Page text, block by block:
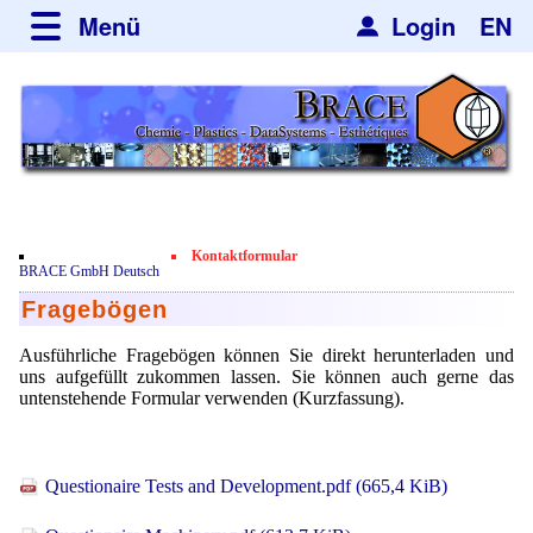
Login EN
Menü
über BRACE
Leistungen
Newsticker
Film
Kundenrezensionen
Zertifikate
Datenschutzerklärung
Neues
Newsletter
Mikrokugelanlagen
Trockner
Gebrauchte Maschinen - Angebote
Spherisator Serie
Spherisator M2
Pilotanlagen
Angebotsanfrage
Dienstleistungen
Mikrokugeln und Verfahren
Mikroverkapselung
Anwendungen
Emulgatoren
BRACE GmbH Deutsch
Kontaktformular
Fragebögen
Ausführliche Fragebögen können Sie direkt herunterladen und
uns aufgefüllt zukommen lassen. Sie können auch gerne das
untenstehende Formular verwenden (Kurzfassung).
Questionaire Tests and Development.pdf(665,4 KiB)